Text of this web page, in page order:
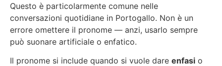
Questo è particolarmente comune nelle
conversazioni quotidiane in Portogallo. Non è un
errore omettere il pronome — anzi, usarlo sempre
può suonare artificiale o enfatico.
Il pronome si include quando si vuole dare enfasi o